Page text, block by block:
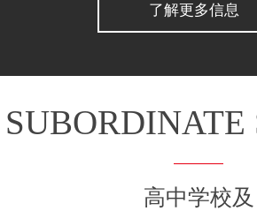
了解更多信息
SUBORDINATE
高中学校及